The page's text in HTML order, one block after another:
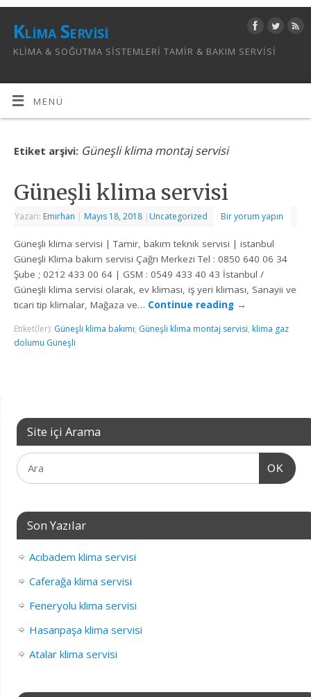
Klima Servisi
KLIMA & SOĞUTMA SISTEMLERI TAMIR & BAKIM SERVISI
MENÜ
Etiket arşivi: Güneşli klima montaj servisi
Güneşli klima servisi
Yazarı: Emirhan | Mayıs 18, 2018 | Uncategorized Bir yorum yapın
Güneşli klima servisi | Tamir, bakım teknik servisi | istanbul
Güneşli Klima bakım servisi Çağrı Merkezi Tel : 0850 640 06 34
Şube ; 0212 433 00 64 | GSM : 0549 433 40 43 İstanbul /
Güneşli klima servisi olarak, ev kliması, iş yeri kliması, Sanayii ve
ticari tip klimalar, Mağaza ve… Continue reading →
Etiket(ler): Güneşli klima bakımı, Güneşli klima montaj servisi, klima gaz
dolumu Güneşli
Site içi Arama
OK
Son Yazılar
Acıbadem klima servisi
Caferağa klima servisi
Feneryolu klima servisi
Hasanpaşa klima servisi
Atalar klima servisi